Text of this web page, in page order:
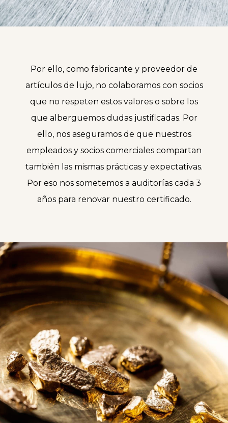
Por ello, como fabricante y proveedor de
artículos de lujo, no colaboramos con socios
que no respeten estos valores o sobre los
que alberguemos dudas justificadas. Por
ello, nos aseguramos de que nuestros
empleados y socios comerciales compartan
también las mismas prácticas y expectativas.
Por eso nos sometemos a auditorías cada 3
años para renovar nuestro certificado.